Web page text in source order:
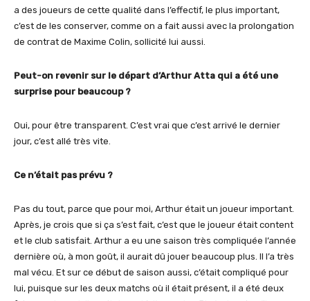
a des joueurs de cette qualité dans l’effectif, le plus important,
c’est de les conserver, comme on a fait aussi avec la prolongation
de contrat de Maxime Colin, sollicité lui aussi.
Peut-on revenir sur le départ d’Arthur Atta qui a été une
surprise pour beaucoup ?
Oui, pour être transparent. C’est vrai que c’est arrivé le dernier
jour, c’est allé très vite.
Ce n’était pas prévu ?
Pas du tout, parce que pour moi, Arthur était un joueur important.
Après, je crois que si ça s’est fait, c’est que le joueur était content
et le club satisfait. Arthur a eu une saison très compliquée l’année
dernière où, à mon goût, il aurait dû jouer beaucoup plus. Il l’a très
mal vécu. Et sur ce début de saison aussi, c’était compliqué pour
lui, puisque sur les deux matchs où il était présent, il a été deux